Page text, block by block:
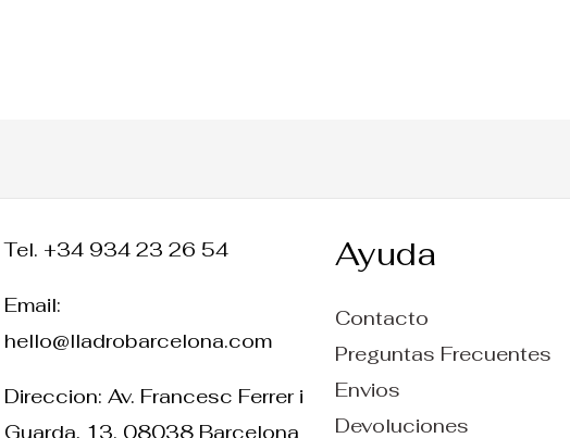
Tel. +34 934 23 26 54
Email:
hello@lladrobarcelona.com
Direccion: Av. Francesc Ferrer i
Guarda, 13. 08038 Barcelona
Ayuda
Contacto
Preguntas Frecuentes
Envios
Devoluciones